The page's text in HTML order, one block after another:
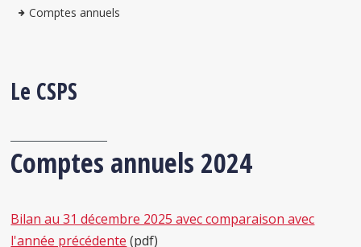
Comptes annuels
Le CSPS
Comptes annuels 2024
Bilan au 31 décembre 2025 avec comparaison avec
l'année précédente (pdf)